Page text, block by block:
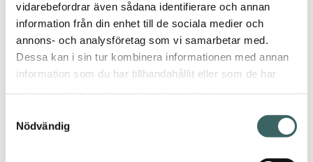
vidarebefordrar även sådana identifierare och annan
information från din enhet till de sociala medier och
annons- och analysföretag som vi samarbetar med.
Dessa kan i sin tur kombinera informationen med annan
information som du har tillhandahållit eller som de har
Nödvändig
Hem/Events/ Save